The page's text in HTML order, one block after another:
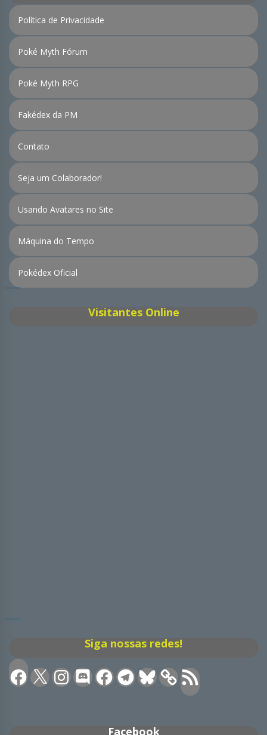
Política de Privacidade
Poké Myth Fórum
Poké Myth RPG
Fakédex da PM
Contato
Seja um Colaborador!
Usando Avatares no Site
Máquina do Tempo
Pokédex Oficial
Visitantes Online
Siga nossas redes!
Facebook
X Instagram
DiscordFacebookTelegramBluesky Feed
RSS
Facebook